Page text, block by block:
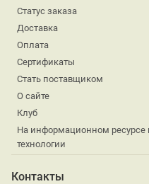
Статус заказа
Доставка
Оплата
Сертификаты
Стать поставщиком
О сайте
Клуб
На информационном
технологии
Контакты